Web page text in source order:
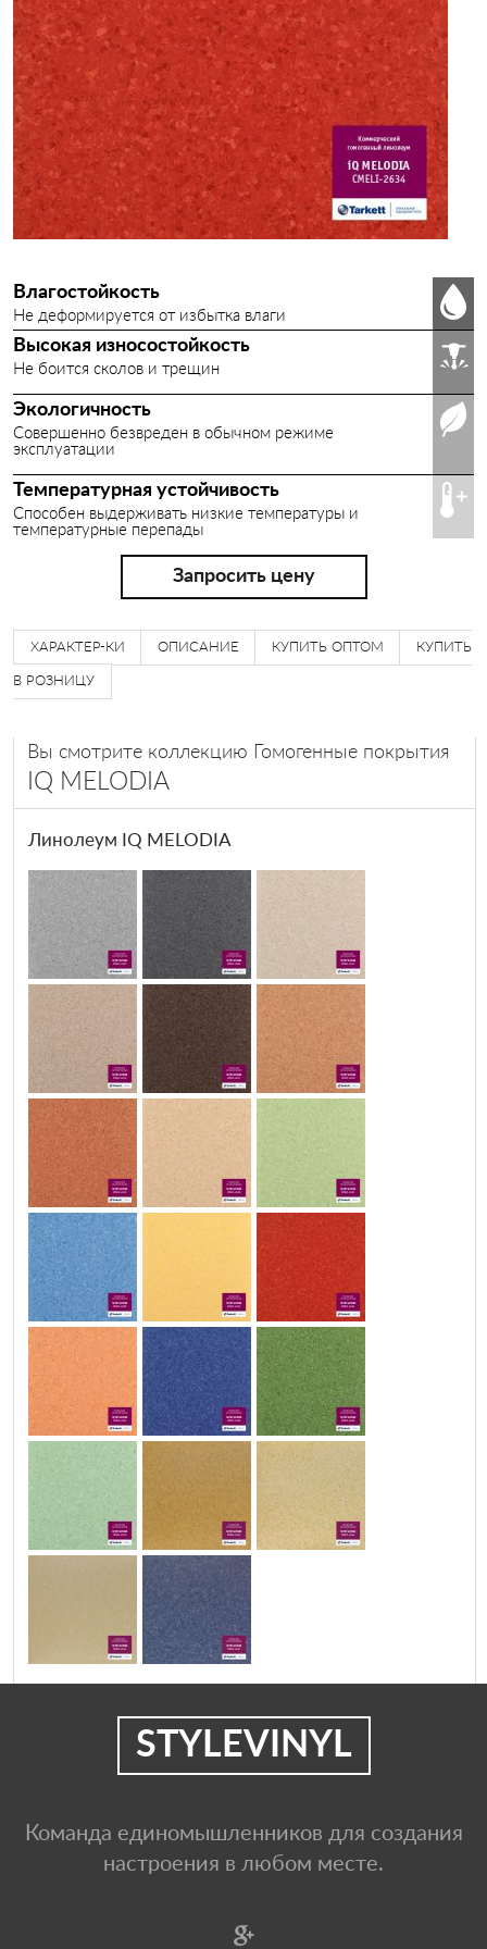
Влагостойкость
Не деформируется от избытка влаги
Высокая износостойкость
Не боится сколов и трещин
Экологичность
Совершенно безвреден в обычном режиме
эксплуатации
Температурная устойчивость
Способен выдерживать низкие температуры и
температурные перепады
Запросить цену
ХАРАКТЕР-КИ ОПИСАНИЕ КУПИТЬ ОПТОМ КУПИТЬ
В РОЗНИЦУ
Вы смотрите коллекцию Гомогенные покрытия
IQ MELODIA
Линолеум IQ MELODIA
STYLEVINYL
Команда единомышленников для создания
настроения в любом месте.